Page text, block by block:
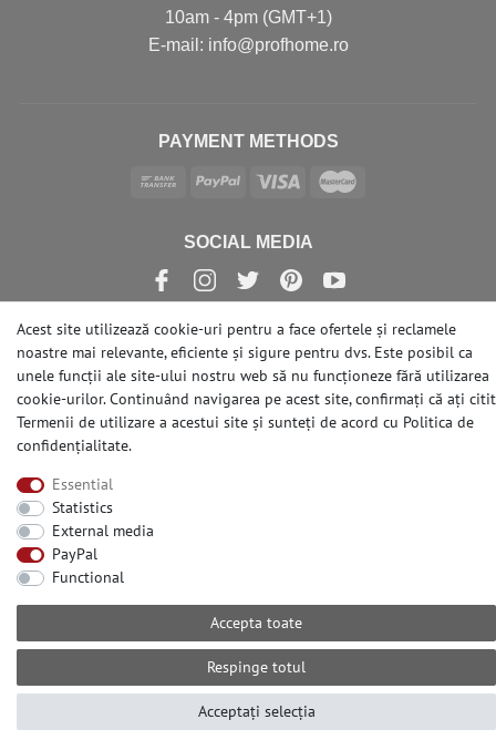
10am - 4pm (GMT+1)
Е-mail: info@profhome.ro
PAYMENT METHODS
SOCIAL MEDIA
© Copyright 2026 | e-Delux GmbH
Acest site utilizează cookie-uri pentru a face ofertele și reclamele
noastre mai relevante, eficiente și sigure pentru dvs. Este posibil ca
unele funcții ale site-ului nostru web să nu funcționeze fără utilizarea
cookie-urilor. Continuând navigarea pe acest site, confirmați că ați citit
Termenii de utilizare a acestui site și sunteți de acord cu Politica de
confidențialitate.
Essential
Statistics
External media
PayPal
Functional
Accepta toate
Respinge totul
Acceptați selecția